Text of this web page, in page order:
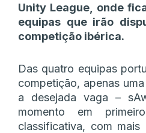
Unity League, onde
equipas que irão
competição ibérica.
Das quatro equipas
competição, apenas
a desejada vaga –
momento em
classificativa, com